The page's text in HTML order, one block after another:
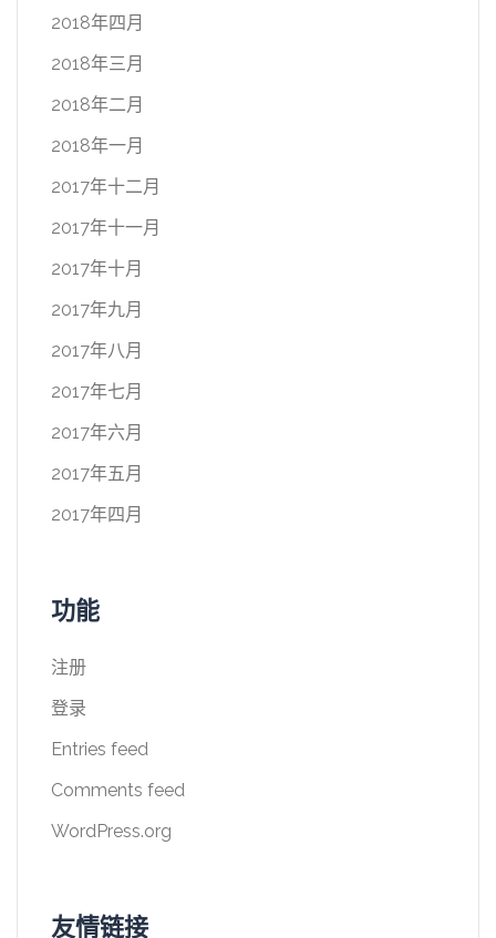
2018年四月
2018年三月
2018年二月
2018年一月
2017年十二月
2017年十一月
2017年十月
2017年九月
2017年八月
2017年七月
2017年六月
2017年五月
2017年四月
功能
注册
登录
Entries feed
Comments feed
WordPress.org
友情链接